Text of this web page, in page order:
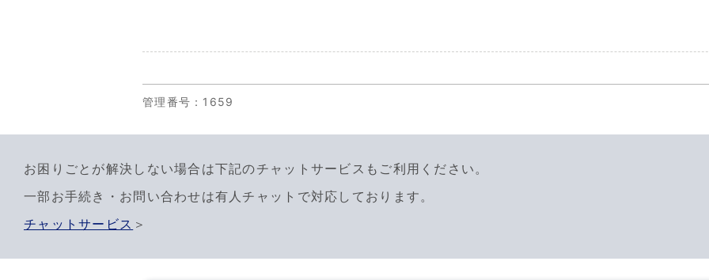
管理番号 ：1659
お困りごとが解決しない場合は下記のチャットサービスもご利用ください。
一部お手続き・お問い合わせは有人チャットで対応しております。
チャットサービス ＞